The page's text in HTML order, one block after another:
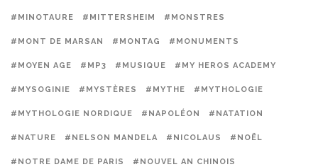
#MINOTAURE #MITTERSHEIM #MONSTRES
#MONT DE MARSAN #MONTAG #MONUMENTS
#MOYEN AGE #MP3 #MUSIQUE #MY HEROS ACADEMY
#MYSOGINIE #MYSTÈRES #MYTHE #MYTHOLOGIE
#MYTHOLOGIE NORDIQUE #NAPOLÉON #NATATION
#NATURE #NELSON MANDELA #NICOLAUS #NOËL
#NOTRE DAME DE PARIS #NOUVEL AN CHINOIS